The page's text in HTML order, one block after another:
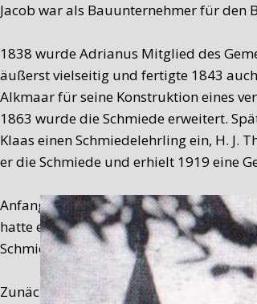
Jacob war als Bauunternehmer für den
1838 wurde Adrianus Mitglied des
äußerst vielseitig und fertigte 1843
Alkmaar für seine Konstruktion eines
1863 wurde die Schmiede erweitert.
Klaas einen Schmiedelehrling ein, H. J.
er die Schmiede und erhielt 1919 eine
Anfang der Sechzigerjahre
hatte ein Lohnunternehmen. Damals
Schmiede von De Cocksdorp endgültig
Zunächst wurde das Gebäude als